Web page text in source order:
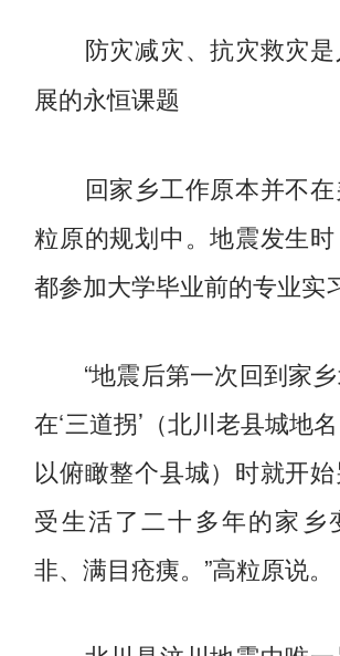
防灾减灾、抗灾救灾
展的永恒课题
回家乡工作原本并不在
粒原的规划中。地震发生
都参加大学毕业前的专业实
“地震后第一次回到家乡
在‘三道拐’（北川老县城地
以俯瞰整个县城）时就开
受生活了二十多年的家乡
非、满目疮痍。”高粒原说。